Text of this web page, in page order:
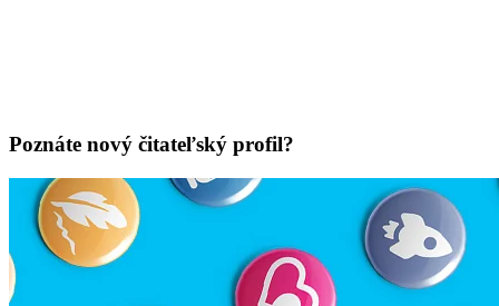
Poznáte nový čitateľský profil?